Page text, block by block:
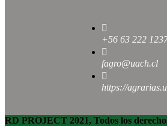
+56 63 222
fagro@uach.cl
https://
RD PROJECT 2021, Todos los